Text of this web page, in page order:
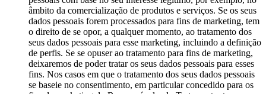
âmbito da comercialização de produtos e serviços. Se os seus
dados pessoais forem processados para fins de marketing, tem
o direito de se opor, a qualquer momento, ao tratamento dos
seus dados pessoais para esse marketing, incluindo a definição
de perfis. Se se opuser ao tratamento para fins de marketing,
deixaremos de poder tratar os seus dados pessoais para esses
fins. Nos casos em que o tratamento dos seus dados pessoais
se baseie no consentimento, em particular concedido para os